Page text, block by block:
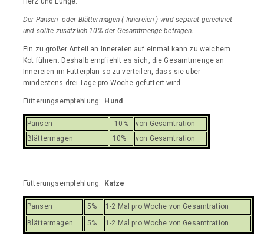
Der Pansen oder Blättermagen ( Innereien ) wird separat gerechnet
und sollte zusätzlich 10% der Gesamtmenge betragen.
Ein zu großer Anteil an Innereien auf einmal kann zu weichem
Kot führen. Deshalb empfiehlt es sich, die Gesamtmenge an
Innereien im Futterplan so zu verteilen, dass sie über
mindestens drei Tage pro Woche gefüttert wird.
Fütterungsempfehlung: Hund
Pansen 10%
von Gesamtration
Blättermagen
10% von Gesamtration
Fütterungsempfehlung: Katze
Pansen 5%
1-2 Mal pro Woche von Gesamtration
Blättermagen
5% 1-2 Mal pro Woche von Gesamtration